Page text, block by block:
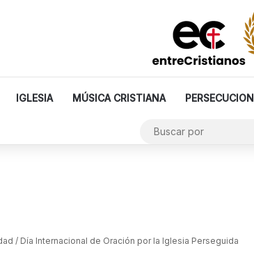
IGLESIA MÚSICA CRISTIANA PERSECUCION
/ Día Internacional de Oración por la Iglesia Perseguida